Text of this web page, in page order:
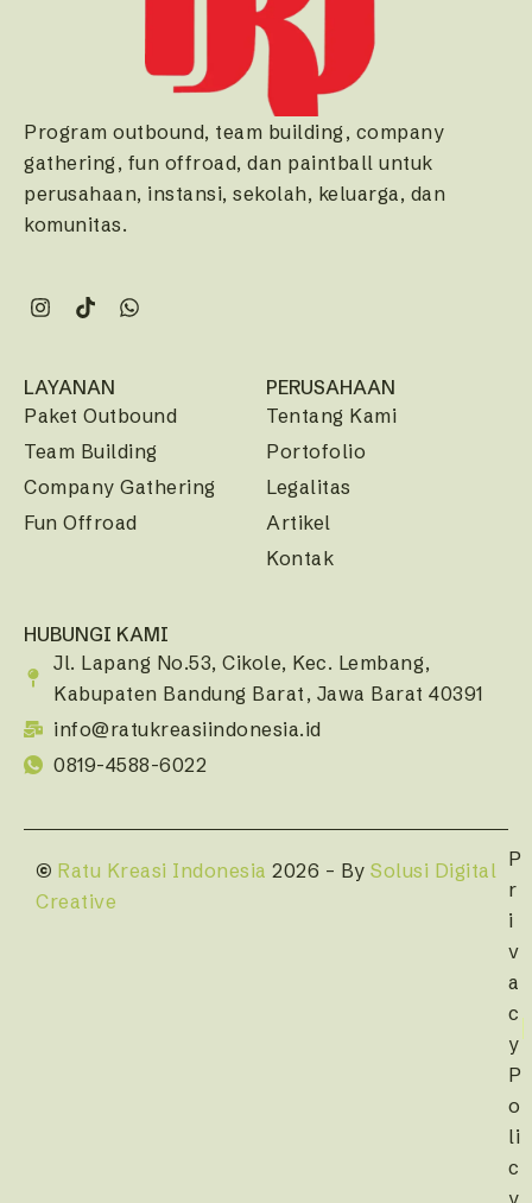
Program outbound, team building, company
gathering, fun offroad, dan paintball untuk
perusahaan, instansi, sekolah, keluarga, dan
komunitas.
LAYANAN
Paket Outbound
Team Building
Company Gathering
Fun Offroad
PERUSAHAAN
Tentang Kami
Portofolio
Legalitas
Artikel
Kontak
HUBUNGI KAMI
Jl. Lapang No.53, Cikole, Kec. Lembang,
Kabupaten Bandung Barat, Jawa Barat 40391
info@ratukreasiindonesia.id
0819-4588-6022
© Ratu Kreasi Indonesia 2026 – By Solusi Digital
Creative
P
r
i
v
a
c
y
P
o
li
c